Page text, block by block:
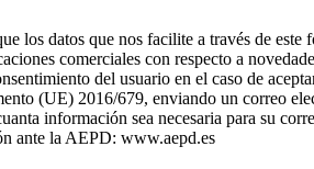
datos que nos facilite a través de este
comerciales con respecto a
del usuario en el caso de
(UE) 2016/679, enviando un correo
información sea necesaria para su
ante la AEPD: www.aepd.es